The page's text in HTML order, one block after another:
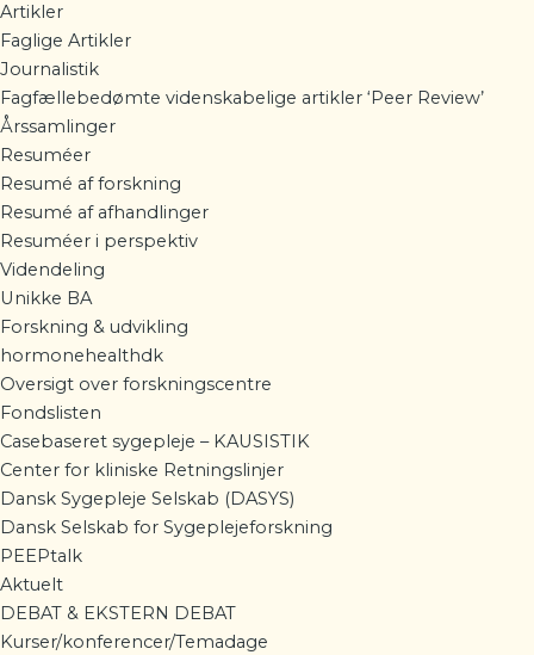
Artikler
Faglige Artikler
Journalistik
Fagfællebedømte videnskabelige artikler ‘Peer Review’
Årssamlinger
Resuméer
Resumé af forskning
Resumé af afhandlinger
Resuméer i perspektiv
Videndeling
Unikke BA
Forskning & udvikling
hormonehealthdk
Oversigt over forskningscentre
Fondslisten
Casebaseret sygepleje – KAUSISTIK
Center for kliniske Retningslinjer
Dansk Sygepleje Selskab (DASYS)
Dansk Selskab for Sygeplejeforskning
PEEPtalk
Aktuelt
DEBAT & EKSTERN DEBAT
Kurser/konferencer/Temadage